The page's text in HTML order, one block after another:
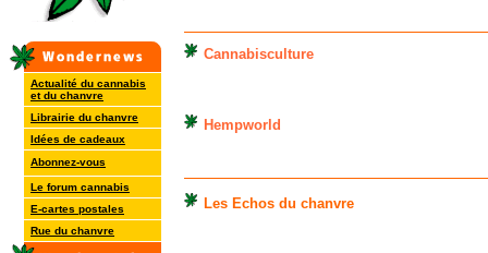
Actualité du cannabis
et du chanvre
Librairie du chanvre
Idées de cadeaux
Abonnez-vous
Le forum cannabis
E-cartes postales
Rue du chanvre
Cannabisculture
Hempworld
Les Echos du chanvre